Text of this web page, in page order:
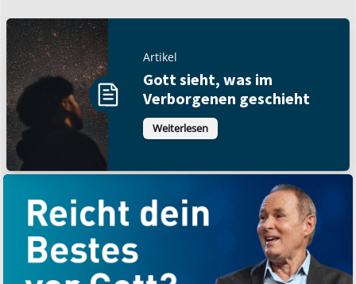
Artikel
Gott sieht, was im
Verborgenen geschieht
Weiterlesen